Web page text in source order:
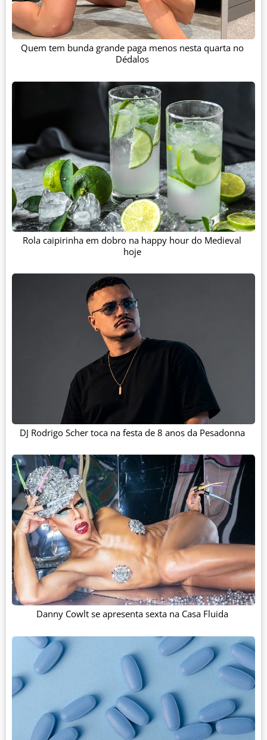
Quem tem bunda grande paga menos nesta quarta no
Dédalos
Rola caipirinha em dobro na happy hour do Medieval
hoje
DJ Rodrigo Scher toca na festa de 8 anos da Pesadonna
Danny Cowlt se apresenta sexta na Casa Fluida